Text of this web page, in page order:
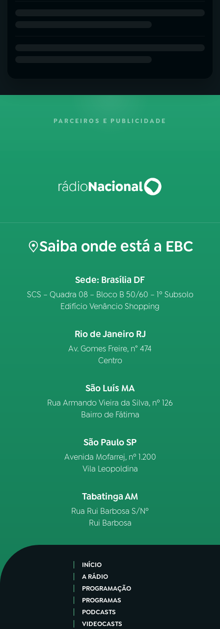
PARCEIROS E PUBLICIDADE
Saiba onde está a EBC
Sede: Brasília DF
SCS – Quadra 08 – Bloco B 50/60 – 1º Subsolo
Edifício Venâncio Shopping
Rio de Janeiro RJ
Av. Gomes Freire, n° 474
Centro
São Luís MA
Rua Armando Vieira da Silva, nº 126
Bairro de Fátima
São Paulo SP
Avenida Mofarrej, nº 1.200
Vila Leopoldina
Tabatinga AM
Rua Rui Barbosa S/Nº
Rui Barbosa
INÍCIO
A RÁDIO
PROGRAMAÇÃO
PROGRAMAS
PODCASTS
VIDEOCASTS